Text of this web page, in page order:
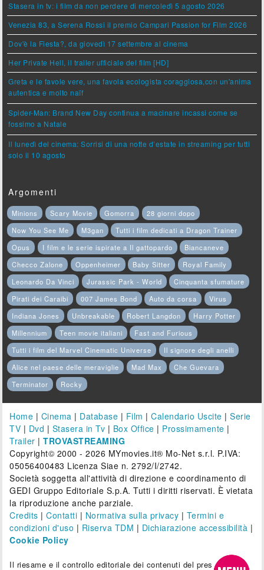
Stasera in tv: i film da non perdere di mercoledì 5 agosto 2026
Venezia 83, a Serena Rossi il premio Campari Passion for Film 2026
Dov'è la Fiesta?, da giovedì 17 settembre al cinema
Her Private Hell, il trailer ufficiale del film [HD]
Greta e le favole vere, una favola ecologista coraggiosa,con un'anima
autentica e molto naïf
Spider-Man: Brand New Day continua a macinare incassi come se
fossimo a Natale
Il lunedì del cinema: Sorrisi di una notte d’estate in streaming per tutti
solo il 10 agosto
Argomenti
Minions Scary Movie Gomorra
28 giorni dopo
Now You See Me
M3gan
Tutti i film dedicati a Dragon Trainer
Opus
I film e le serie ispirate a Il gattopardo
Biancaneve
Checco Zalone
Oppenheimer Baby Sitter
Royal Family
Leonardo Da Vinci
Jurassic Park - World
Cinquanta sfumature
Pirati dei Caraibi
007 James Bond Auto da corsa
Virus
Indiana Jones
Unbreakable Robert Langdon
Harry Potter
Millennium
Teen movie italiani
Fast and Furious
Tutti i film del Marvel Cinematic Universe
Il signore degli anelli
Alice nel paese delle meraviglie
Mad Max
Che Guevara
Terminator
Rocky
Home | Cinema | Database | Film |Calendario Uscite |Serie
TV | Dvd | Stasera in Tv | Box Office | Prossimamente |
Trailer |TROVASTREAMING
Copyright© 2000 - 2026 MYmovies.it® Mo-Net s.r.l. P.IVA:
05056400483 Licenza Siae n. 2792/I/2742.
Società soggetta all'attività di direzione e coordinamento di
GEDI Gruppo Editoriale S.p.A. Tutti i diritti riservati. È vietata
la riproduzione anche parziale.
Credits |Contatti | Normativa sulla privacy | Termini e
condizioni d'uso | Riserva TDM | Dichiarazione accessibilità |
Cookie Policy
Il riesame e il controllo editoriale dei contenuti del presente sito